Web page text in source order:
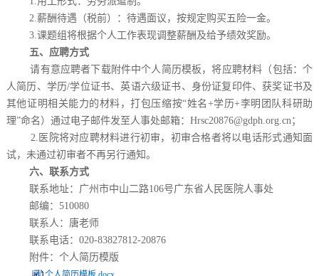
2.薪酬待遇（税前）：待遇面议，按规定购买五险一金。
3.课题组将根据个人工作表现调整薪酬及给予绩效奖励。
五、应聘方式
请有意应聘者下载附件中个人简历模板，将应聘材料（包括：个
人简历、学历/学位证书、英语六级证书、身份证复印件、获奖证书及
其他证明相关能力的材料，打包压缩按“姓名+学历+李明团队科研助
理”命名）通过电子邮件发至人事处邮箱：Hrsc20876@gdph.org.cn；
2.医院将对应聘材料进行初审，初审合格者将以电话形式通知面
试，未通过初审者不再另行通知。
六、联系方式
联系地址：广州市中山二路106号广东省人民医院人事处
邮编：510080
联系人：唐老师
联系电话：020-83827812-20876
附件：个人简历模版